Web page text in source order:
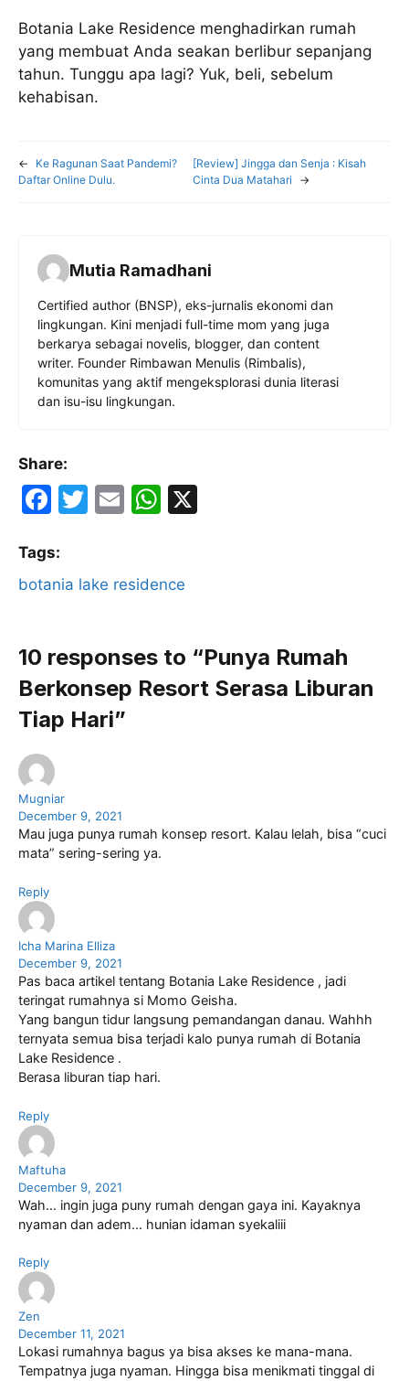
Botania Lake Residence menghadirkan rumah
yang membuat Anda seakan berlibur sepanjang
tahun. Tunggu apa lagi? Yuk, beli, sebelum
kehabisan.
←
Ke Ragunan Saat Pandemi?
Daftar Online Dulu.
[Review] Jingga dan Senja : Kisah
Cinta Dua Matahari
→
Mutia Ramadhani
Certified author (BNSP), eks-jurnalis ekonomi dan
lingkungan. Kini menjadi full-time mom yang juga
berkarya sebagai novelis, blogger, dan content
writer. Founder Rimbawan Menulis (Rimbalis),
komunitas yang aktif mengeksplorasi dunia literasi
dan isu-isu lingkungan.
Share:
F
c
e
o
o
k
T
er
E
l
W
s
p
p
Tags:
botania lake residence
10 responses to “Punya Rumah
Berkonsep Resort Serasa Liburan
Tiap Hari”
Mugniar
December 9, 2021
Mau juga punya rumah konsep resort. Kalau lelah, bisa “cuci
mata” sering-sering ya.
Reply
Icha Marina Elliza
December 9, 2021
Pas baca artikel tentang Botania Lake Residence , jadi
teringat rumahnya si Momo Geisha.
Yang bangun tidur langsung pemandangan danau. Wahhh
ternyata semua bisa terjadi kalo punya rumah di Botania
Lake Residence .
Berasa liburan tiap hari.
Reply
Maftuha
December 9, 2021
Wah… ingin juga puny rumah dengan gaya ini. Kayaknya
nyaman dan adem… hunian idaman syekaliii
Reply
Zen
December 11, 2021
Lokasi rumahnya bagus ya bisa akses ke mana-mana.
Tempatnya juga nyaman. Hingga bisa menikmati tinggal di